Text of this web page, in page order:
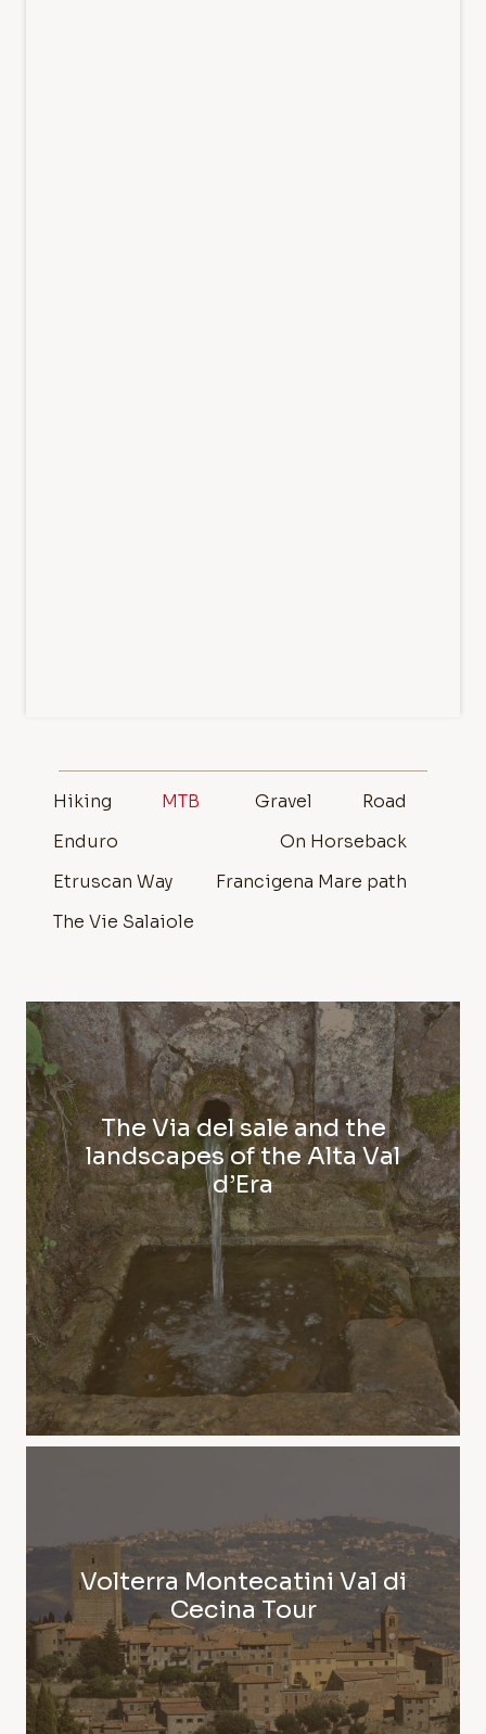
Hiking MTB Gravel
Road
Enduro
On Horseback
Etruscan Way
Francigena Mare path
The Vie Salaiole
The Via del sale and the
landscapes of the Alta Val
d’Era
Volterra Montecatini Val di
Cecina Tour